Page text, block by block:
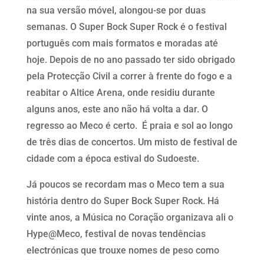
na sua versão móvel, alongou-se por duas
semanas. O Super Bock Super Rock é o festival
português com mais formatos e moradas até
hoje. Depois de no ano passado ter sido obrigado
pela Protecção Civil a correr à frente do fogo e a
reabitar o Altice Arena, onde residiu durante
alguns anos, este ano não há volta a dar. O
regresso ao Meco é certo. É praia e sol ao longo
de três dias de concertos. Um misto de festival de
cidade com a época estival do Sudoeste.
Já poucos se recordam mas o Meco tem a sua
história dentro do Super Bock Super Rock. Há
vinte anos, a Música no Coração organizava ali o
Hype@Meco, festival de novas tendências
electrónicas que trouxe nomes de peso como